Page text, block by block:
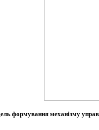
формування механізму